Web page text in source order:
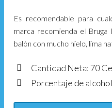
Es recomendable para
marca recomienda el
balón con mucho hielo, lima
Cantidad Neta: 70
Porcentaje de